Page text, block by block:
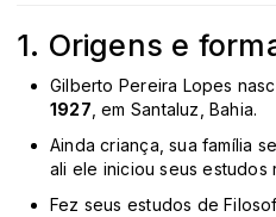
1. Origens e
Gilberto Pereira Lopes
1927 , em Santaluz, Bahia.
Ainda criança, sua família
ali ele iniciou seus estudos
Fez seus estudos de